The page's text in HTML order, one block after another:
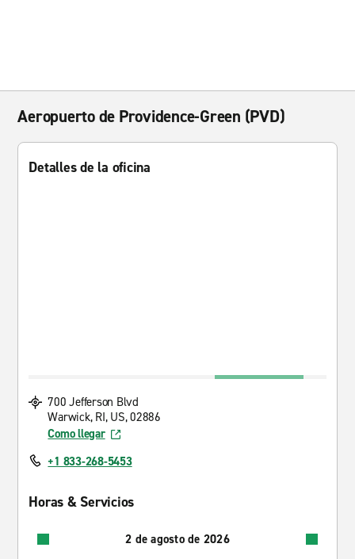
Aeropuerto de Providence-Green (PVD)
Detalles de la oficina
700 Jefferson Blvd
Warwick, RI, US, 02886
Como llegar
+1 833-268-5453
Horas & Servicios
2 de agosto de 2026